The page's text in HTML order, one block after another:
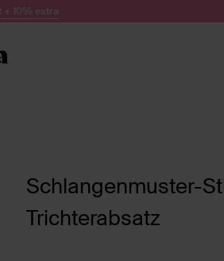
+ 10% extra
Schlangenmuster-
Trichterabsatz